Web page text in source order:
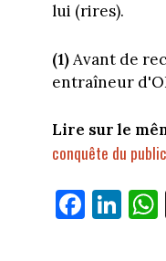
lui (rires).
(1)Avant de
entraîneur
Lire sur le
conquête du
Fa
ce
Li
nk